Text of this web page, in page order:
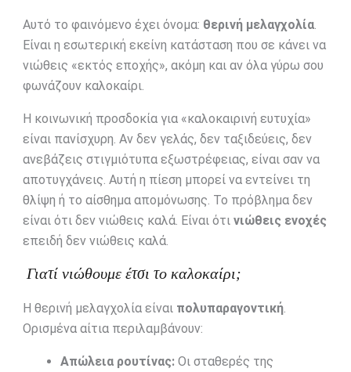
Αυτό το φαινόμενο έχει όνομα: θερινή μελαγχολία.
Είναι η εσωτερική εκείνη κατάσταση που σε κάνει να
νιώθεις «εκτός εποχής», ακόμη και αν όλα γύρω σου
φωνάζουν καλοκαίρι.
Η κοινωνική προσδοκία για «καλοκαιρινή ευτυχία»
είναι πανίσχυρη. Αν δεν γελάς, δεν ταξιδεύεις, δεν
ανεβάζεις στιγμιότυπα εξωστρέφειας, είναι σαν να
αποτυγχάνεις. Αυτή η πίεση μπορεί να εντείνει τη
θλίψη ή το αίσθημα απομόνωσης. Το πρόβλημα δεν
είναι ότι δεν νιώθεις καλά. Είναι ότι νιώθεις ενοχές
επειδή δεν νιώθεις καλά.
Γιατί νιώθουμε έτσι το καλοκαίρι;
Η θερινή μελαγχολία είναι πολυπαραγοντική.
Ορισμένα αίτια περιλαμβάνουν:
Απώλεια ρουτίνας:Οι σταθερές της